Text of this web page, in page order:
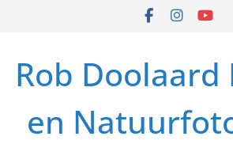
inhoud
Rob Doolaard
en